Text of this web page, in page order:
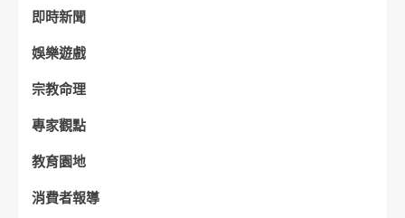
即時新聞
娛樂遊戲
宗教命理
專家觀點
教育園地
消費者報導